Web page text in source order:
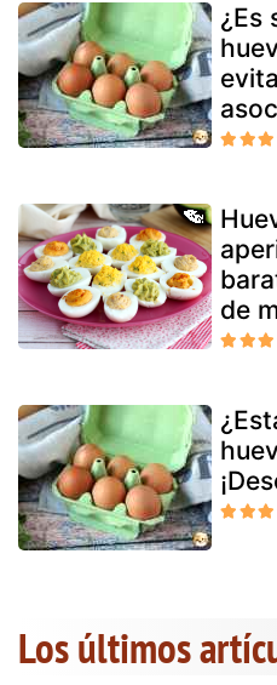
¿Es
de
Los últimos